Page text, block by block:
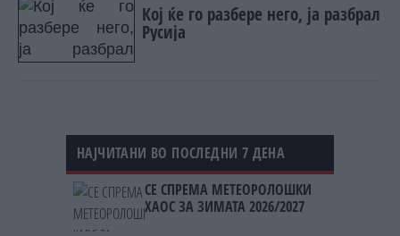
Кој ќе го разбере него, ја разбрал
Русија
НАЈЧИТАНИ ВО ПОСЛЕДНИ 7 ДЕНА
СЕ СПРЕМА МЕТЕОРОЛОШКИ
ХАОС ЗА ЗИМАТА 2026/2027